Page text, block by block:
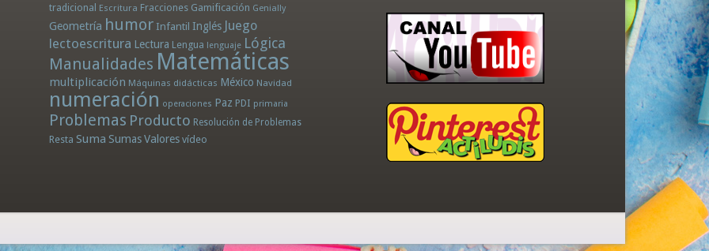
tradicional Escritura Fracciones Gamificación Genially
Geometría humor Infantil Inglés Juego
lectoescritura Lectura Lengua lenguaje Lógica
Manualidades Matemáticas
multiplicación Máquinas didácticas México Navidad
numeración operaciones Paz PDI primaria
Problemas Producto Resolución de Problemas
Resta Suma SumasValores vídeo